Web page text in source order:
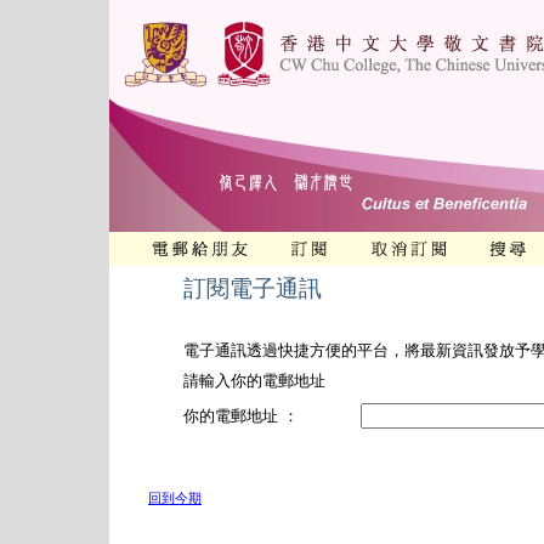
訂閱電子通訊
電子通訊透過快捷方便的平台，將最新資訊發放予
請輸入你的電郵地址
你的電郵地址 ：
回到今期